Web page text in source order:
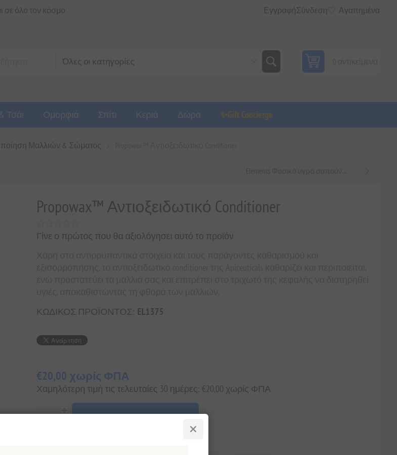
σε όλο τον κόσμο ΕγγραφήΣύνδεση Αγαπημένα
Τσάι Ομορφιά Σπίτι Κεριά Δώρα ✨Gift Concierge
Μαλλιών & Σώματος
Propowax™ Αντιοξειδωτικό Conditioner
Γίνε ο πρώτος που θα αξιολόγησει αυτό το προϊόν
ΚΩΔΙΚΟΣ ΠΡΟΪΟΝΤΟΣ: EL1375
€20,00 χωρίς ΦΠΑ
Χαμηλότερη τιμή τις τελευταίες 30 ημέρες: €20,00 χωρίς ΦΠΑ
+ΚΑΛΆΘΙ